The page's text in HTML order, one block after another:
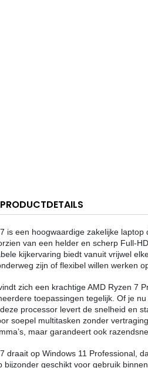
PRODUCTDETAILS
is een hoogwaardige zakelijke
van een helder en scherp Full-
kijkervaring biedt vanuit vrijwel
zijn of flexibel willen werken
zich een krachtige AMD Ryzen 7
toepassingen tegelijk. Of je
processor levert de snelheid en
soepel multitasken zonder
maar garandeert ook
draait op Windows 11 Professional,
bijzonder geschikt voor gebruik